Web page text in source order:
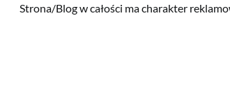
Strona/Blog w całości ma charakter